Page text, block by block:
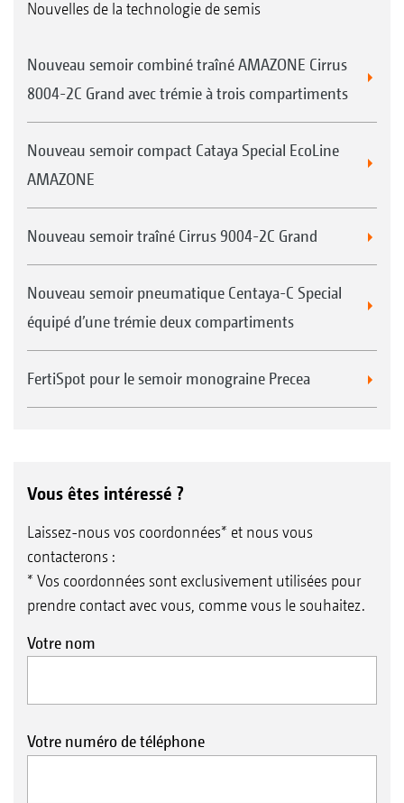
Nouvelles de la technologie de semis
Nouveau semoir combiné traîné AMAZONE Cirrus
8004-2C Grand avec trémie à trois compartiments
Nouveau semoir compact Cataya Special EcoLine
AMAZONE
Nouveau semoir traîné Cirrus 9004-2C Grand
Nouveau semoir pneumatique Centaya-C Special
équipé d’une trémie deux compartiments
FertiSpot pour le semoir monograine Precea
Vous êtes intéressé ?
Laissez-nous vos coordonnées* et nous vous
contacterons :
* Vos coordonnées sont exclusivement utilisées pour
prendre contact avec vous, comme vous le souhaitez.
Votre nom
Votre numéro de téléphone